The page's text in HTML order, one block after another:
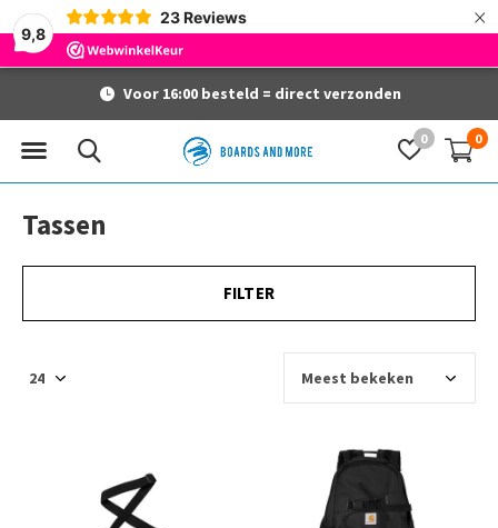
9,8
23 Reviews ×
0 0
Voor 16:00 besteld = direct verzonden
Tassen
FILTER